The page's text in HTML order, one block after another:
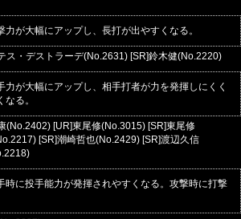
力が大幅にアップし、長打が出やすくなる。
ス・デストラーデ(No.2631)[SR]鈴木健(No.2220)
力が大幅にアップし、相手打者が力を発揮しにくく
る。
(No.2402)[UR]東尾修(No.3015)[SR]東尾修
[SR]潮崎哲也(No.2429)[SR]渡辺久信
時に投手能力が発揮されやすくなる。攻撃時に打撃